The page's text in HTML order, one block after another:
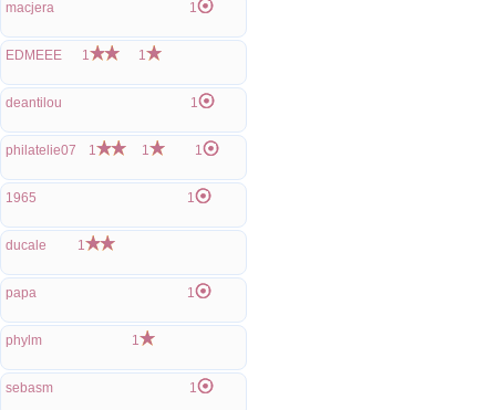
macjera 1
EDMEEE 1 1
deantilou 1
philatelie07 1 1 1
1965 1
ducale 1
papa 1
phylm 1
sebasm 1